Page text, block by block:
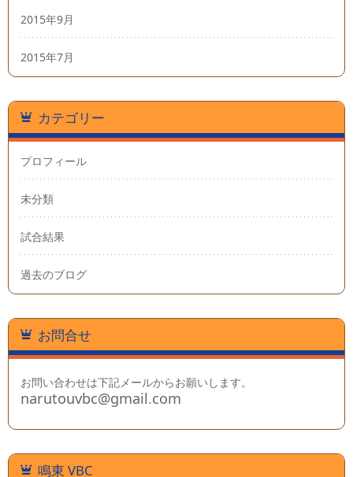
2015年9月
2015年7月
カテゴリー
プロフィール
未分類
試合結果
過去のブログ
お問合せ
お問い合わせは下記メールからお願いします。
narutouvbc@gmail.com
鳴東 VBC